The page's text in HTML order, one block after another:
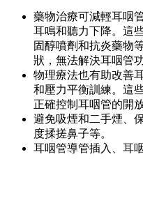
藥物治療可減輕耳咽
耳鳴和聽力下降。這
固醇噴劑和抗炎藥物
狀，無法解決耳咽管
物理療法也有助改善
和壓力平衡訓練。這
正確控制耳咽管的開
避免吸煙和二手煙、
度揉搓鼻子等。
耳咽管導管插入、耳